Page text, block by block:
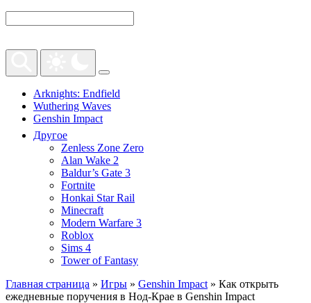
Arknights: Endfield
Wuthering Waves
Genshin Impact
Другое
Zenless Zone Zero
Alan Wake 2
Baldur’s Gate 3
Fortnite
Honkai Star Rail
Minecraft
Modern Warfare 3
Roblox
Sims 4
Tower of Fantasy
Главная страница » Игры » Genshin Impact » Как открыть
ежедневные поручения в Нод-Крае в Genshin Impact